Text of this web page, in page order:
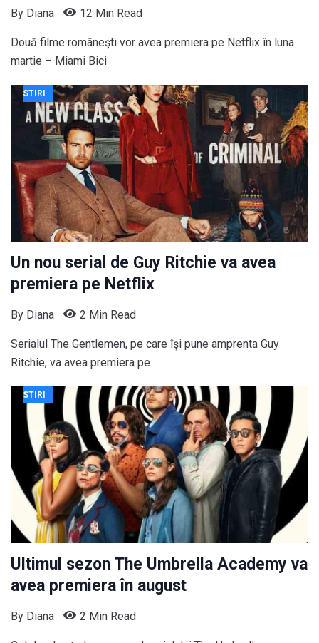
By Diana 12 Min Read
Două filme româneşti vor avea premiera pe Netflix în luna
martie – Miami Bici
STIRI
Un nou serial de Guy Ritchie va avea
premiera pe Netflix
By Diana 2 Min Read
Serialul The Gentlemen, pe care îşi pune amprenta Guy
Ritchie, va avea premiera pe
STIRI
Ultimul sezon The Umbrella Academy va
avea premiera în august
By Diana 2 Min Read